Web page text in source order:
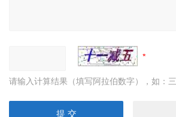
请输入计算结果（填写阿拉伯数字），如：